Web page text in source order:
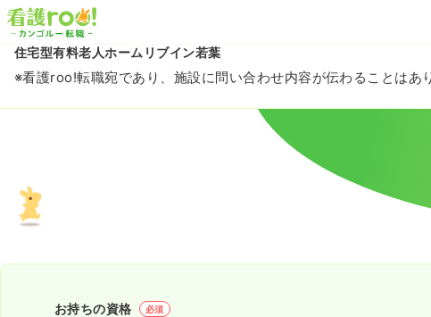
住宅型有料老人ホームリブイン若葉
※看護roo!転職宛であり、施設に問い合わせ内容が伝わることはあ
お持ちの資格 必須